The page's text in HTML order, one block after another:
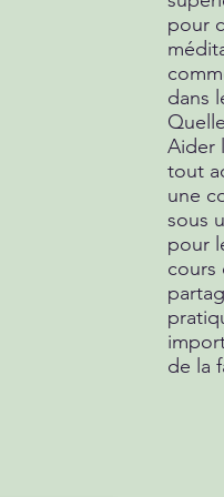
pour
dans
Aider
tout
une
sous
pour
cours
de la